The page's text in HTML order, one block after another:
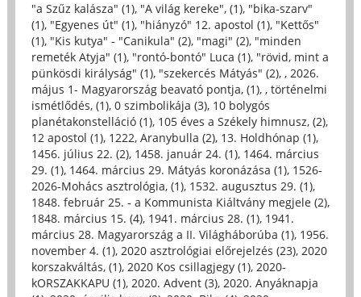
"a Szűz kalásza" (1), "A világ kereke", (1), "bika-szarv"
(1), "Egyenes út" (1), "hiányzó" 12. apostol (1), "Kettős"
(1), "Kis kutya" - "Canikula" (2), "magi" (2), "minden
remeték Atyja" (1), "rontó-bontó" Luca (1), "rövid, mint a
pünkösdi királyság" (1), "szekercés Mátyás" (2), , 2026.
május 1- Magyarország beavató pontja, (1), , történelmi
ismétlődés, (1), 0 szimbolikája (3), 10 bolygós
planétakonstelláció (1), 105 éves a Székely himnusz, (2),
12 apostol (1), 1222, Aranybulla (2), 13. Holdhónap (1),
1456. július 22. (2), 1458. január 24. (1), 1464. március
29. (1), 1464. március 29. Mátyás koronázása (1), 1526-
2026-Mohács asztrológia, (1), 1532. augusztus 29. (1),
1848. február 25. - a Kommunista Kiáltvány megjele (2),
1848. március 15. (4), 1941. március 28. (1), 1941.
március 28. Magyarország a II. Világháborúba (1), 1956.
november 4. (1), 2020 asztrológiai előrejelzés (23), 2020
korszakváltás, (1), 2020 Kos csillagjegy (1), 2020-
kORSZAKKAPU (1), 2020. Advent (3), 2020. Anyáknapja